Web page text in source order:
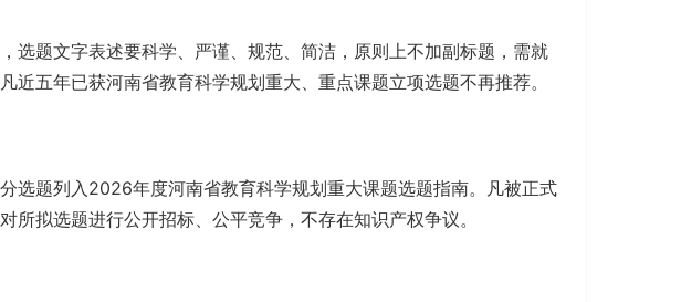
选题文字表述要科学、严谨、规范、简洁，原则上不加副标题，需就
近五年已获河南省教育科学规划重大、重点课题立项选题不再推荐。
选题列入2026年度河南省教育科学规划重大课题选题指南。凡被正式
拟选题进行公开招标、公平竞争，不存在知识产权争议。